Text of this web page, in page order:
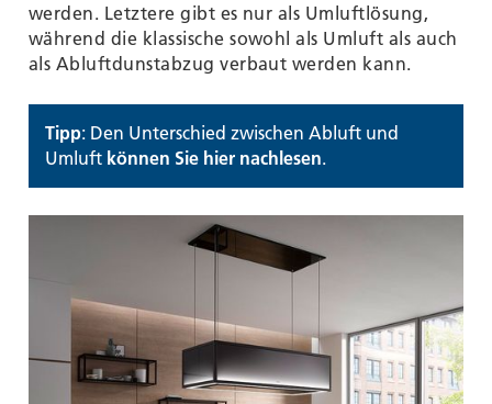
werden. Letztere gibt es nur als Umluftlösung,
während die klassische sowohl als Umluft als auch
als Abluftdunstabzug verbaut werden kann.
Tipp: Den Unterschied zwischen Abluft und
Umluft können Sie hier nachlesen.